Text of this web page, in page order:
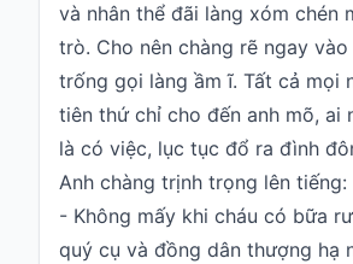
và nhân thể đãi làng xóm chén
trò. Cho nên chàng rẽ ngay
trống gọi làng ầm ĩ. Tất cả mọi
tiên thứ chỉ cho đến anh mõ, ai
là có việc, lục tục đổ ra đình
Anh chàng trịnh trọng lên tiếng:
- Không mấy khi cháu có bữa
quý cụ và đồng dân thượng hạ